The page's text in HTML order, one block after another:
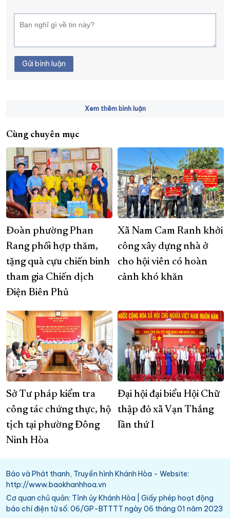
Gửi bình luận
Xem thêm bình luận
Cùng chuyên mục
Đoàn phường Phan
Rang phối hợp thăm,
tặng quà cựu chiến binh
tham gia Chiến dịch
Điện Biên Phủ
Xã Nam Cam Ranh khởi
công xây dựng nhà ở
cho hội viên có hoàn
cảnh khó khăn
Sở Tư pháp kiểm tra
công tác chứng thực, hộ
tịch tại phường Đông
Ninh Hòa
Đại hội đại biểu Hội Chữ
thập đỏ xã Vạn Thắng
lần thứ I
Báo và Phát thanh, Truyền hình Khánh Hòa - Website:
http://www.baokhanhhoa.vn
Cơ quan chủ quản: Tỉnh ủy Khánh Hòa | Giấy phép hoạt động
báo chí điện tử số: 06/GP-BTTTT ngày 06 tháng 01 năm 2023